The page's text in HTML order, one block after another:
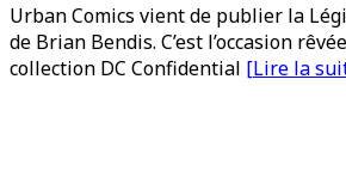
Urban Comics vient de publier la
de Brian Bendis. C’est l’occasion
collection DC Confidential [Lire la